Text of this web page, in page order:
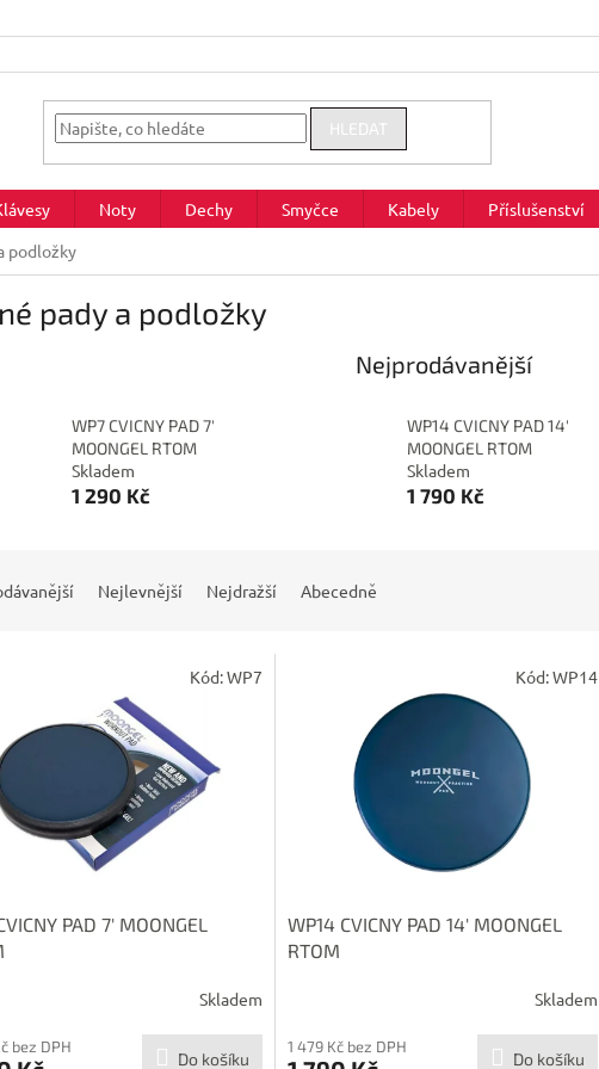
HLEDAT
Noty Dechy Smyčce Kabely Příslušenství
podložky
pady a podložky
Nejprodávanější
WP7 CVICNY PAD 7'
MOONGEL RTOM
Skladem
1 290 Kč
WP14 CVICNY PAD 14'
MOONGEL RTOM
Skladem
1 790 Kč
Nejlevnější Nejdražší Abecedně
PAD 7' MOONGEL
Skladem
bez DPH
Do košíku
Kód:WP7
WP14 CVICNY PAD 14' MOONGEL
RTOM
Skladem
1 479 Kč bez DPH
Do košíku
Kód:WP14